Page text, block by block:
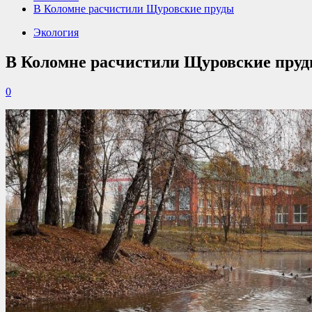
В Коломне расчистили Щуровские пруды
Экология
В Коломне расчистили Щуровские
0